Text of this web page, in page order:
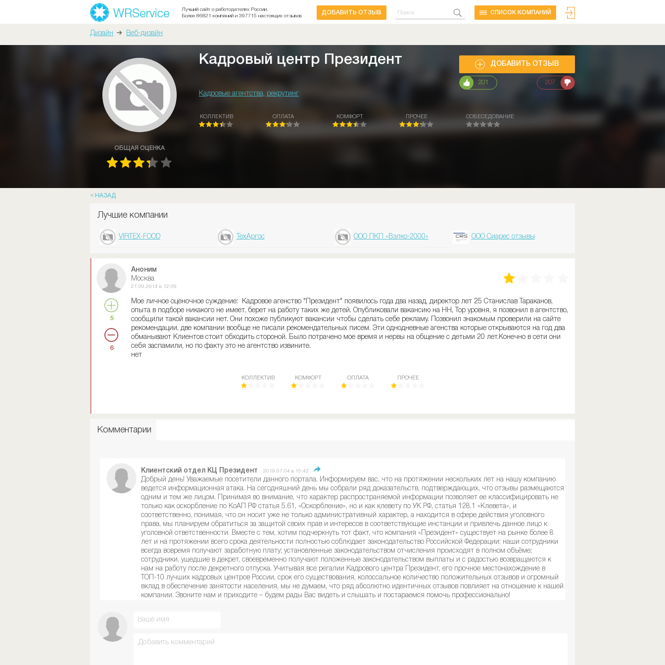
Лучший сайт о работодателях России.
Более 86821 компаний и 397715 настоящих отзывов
ДОБАВИТЬ ОТЗЫВ CПИСОК КОМПАНИЙ
Дизайн Веб-дизайн
ОБЩАЯ ОЦЕНКА
Кадровый центр Президент
Кадровые агентства, рекрутинг
ДОБАВИТЬ ОТЗЫВ
201 207
КОЛЛЕКТИВ ОПЛАТА КОМФОРТ ПРОЧЕЕ СОБЕСЕДОВАНИЕ
НАЗАД
Лучшие компании
VIRTEX-FOOD ТехАргос ООО ПКП «Вэлко-2000» ООО Сиарес отзывы
5
6
Аноним
Москва
21.09.2014 в 12:09
Мое личное оценочное суждение: Кадровое агенство "Президент" появилось года два назад, директор лет 25 Станислав Тараканов,
опыта в подборе никакого не имеет, берет на работу таких же детей. Опубликовали вакансию на HH, Тор уровня, я позвонил в агентство,
сообщили такой вакансии нет. Они похоже публикуют вакансии чтобы сделать себе рекламу. Позвонил знакомым проверили на сайте
рекомендации, две компании вообще не писали рекомендательных писем. Эти однодневные агенства которые открываются на год два
обманывают Клиентов стоит обходить стороной. Было потрачено мое время и нервы на общение с детьми 20 лет.Конечно в сети они
себя заспамили, но по факту это не агентство извините.
нет
КОЛЛЕКТИВ КОМФОРТ ОПЛАТА ПРОЧЕЕ
Комментарии
Клиентский отдел КЦ Президент 2019.07.04 в 15:42
Добрый день! Уважаемые посетители данного портала. Информируем вас, что на протяжении нескольких лет на нашу компанию
ведется информационная атака. На сегодняшний день мы собрали ряд доказательств, подтверждающих, что отзывы размещаются
одним и тем же лицом. Принимая во внимание, что характер распространяемой информации позволяет ее классифицировать не
только как оскорбление по КоАП РФ статья 5.61, «Оскорбление», но и как клевету по УК РФ, статья 128.1 «Клевета», и
соответственно, понимая, что он носит уже не только административный характер, а находится в сфере действия уголовного
права, мы планируем обратиться за защитой своих прав и интересов в соответствующие инстанции и привлечь данное лицо к
уголовной ответственности. Вместе с тем, хотим подчеркнуть тот факт, что компания «Президент» существует на рынке более 8
лет и на протяжении всего срока деятельности полностью соблюдает законодательство Российской Федерации: наши сотрудники
всегда вовремя получают заработную плату; установленные законодательством отчисления происходят в полном объёме;
сотрудники, ушедшие в декрет, своевременно получают положенные законодательством выплаты и с радостью возвращаются к
нам на работу после декретного отпуска. Учитывая все регалии Кадрового центра Президент, его прочное местонахождение в
ТОП-10 лучших кадровых центров России, срок его существования, колоссальное количество положительных отзывов и огромный
вклад в обеспечение занятости населения, мы не думаем, что ряд абсолютно идентичных отзывов повлияет на отношение к нашей
компании. Звоните нам и приходите – будем рады Вас видеть и слышать и постараемся помочь профессионально!